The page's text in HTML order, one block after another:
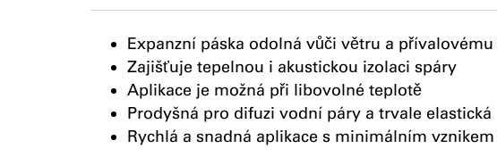
Expanzní páska odolná vůči větru a přívalovému
Zajišťuje tepelnou i akustickou izolaci spáry
Aplikace je možná při libovolné teplotě
Prodyšná pro difuzi vodní páry a trvale elastická
Rychlá a snadná aplikace s minimálním